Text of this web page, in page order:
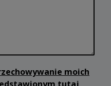
moich